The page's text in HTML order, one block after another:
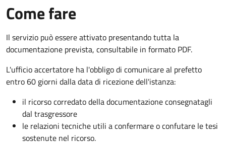
Come fare
Il servizio può essere attivato presentando tutta la
documentazione prevista, consultabile in formato PDF.
L'ufficio accertatore ha l'obbligo di comunicare al prefetto
entro 60 giorni dalla data di ricezione dell'istanza:
il ricorso corredato della documentazione consegnatagli
dal trasgressore
le relazioni tecniche utili a confermare o confutare le tesi
sostenute nel ricorso.